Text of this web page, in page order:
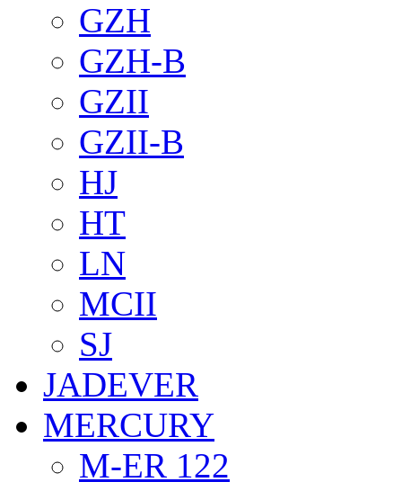
GZH
GZH-B
GZII
GZII-B
HJ
HT
LN
MCII
SJ
JADEVER
MERCURY
M-ER 122